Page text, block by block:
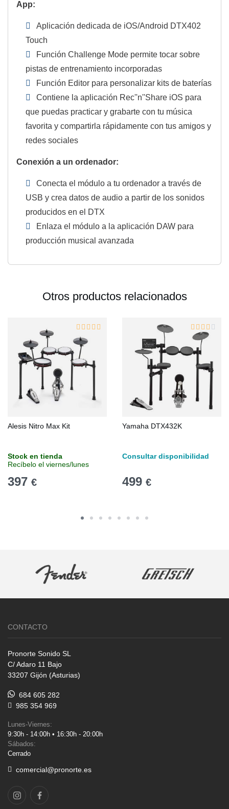
App:
Aplicación dedicada de iOS/Android DTX402
Touch
Función Challenge Mode permite tocar sobre
pistas de entrenamiento incorporadas
Función Editor para personalizar kits de baterías
Contiene la aplicación Rec''n''Share iOS para
que puedas practicar y grabarte con tu música
favorita y compartirla rápidamente con tus amigos y
redes sociales
Conexión a un ordenador:
Conecta el módulo a tu ordenador a través de
USB y crea datos de audio a partir de los sonidos
producidos en el DTX
Enlaza el módulo a la aplicación DAW para
producción musical avanzada
Otros productos relacionados
Alesis Nitro Max Kit
Stock en tienda
Recíbelo el viernes/lunes
397 €
Yamaha DTX432K
Consultar disponibilidad
499 €
CONTACTO
Pronorte Sonido SL
C/ Adaro 11 Bajo
33207 Gijón (Asturias)
684 605 282
985 354 969
Lunes-Viernes:
9:30h - 14:00h • 16:30h - 20:00h
Sábados:
Cerrado
comercial@pronorte.es